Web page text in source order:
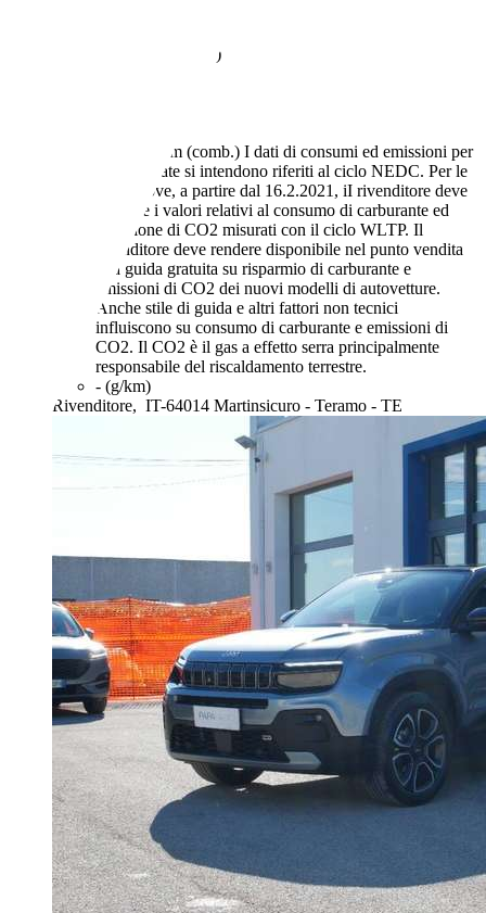
140 kW (190 CV)
6,1 l/100 km (comb.) I dati di consumi ed emissioni per
le auto usate si intendono riferiti al ciclo NEDC. Per le
auto nuove, a partire dal 16.2.2021, iI rivenditore deve
indicare i valori relativi al consumo di carburante ed
emissione di CO2 misurati con il ciclo WLTP. Il
rivenditore deve rendere disponibile nel punto vendita
una guida gratuita su risparmio di carburante e
emissioni di CO2 dei nuovi modelli di autovetture.
Anche stile di guida e altri fattori non tecnici
influiscono su consumo di carburante e emissioni di
CO2. Il CO2 è il gas a effetto serra principalmente
responsabile del riscaldamento terrestre.
- (g/km)
Rivenditore, IT-64014 Martinsicuro - Teramo - TE